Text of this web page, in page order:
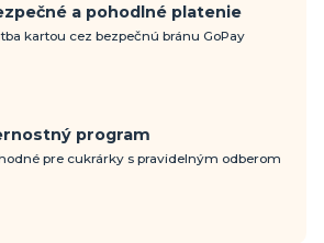
a pohodlné platenie
kartou cez bezpečnú bránu GoPay
program
pre cukrárky s pravidelným odberom